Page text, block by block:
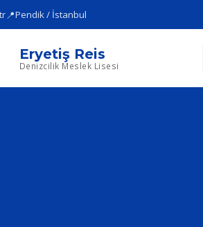
📍Pendik / İstanbul
Eryetiş Reis
Denizcilik Meslek Lisesi